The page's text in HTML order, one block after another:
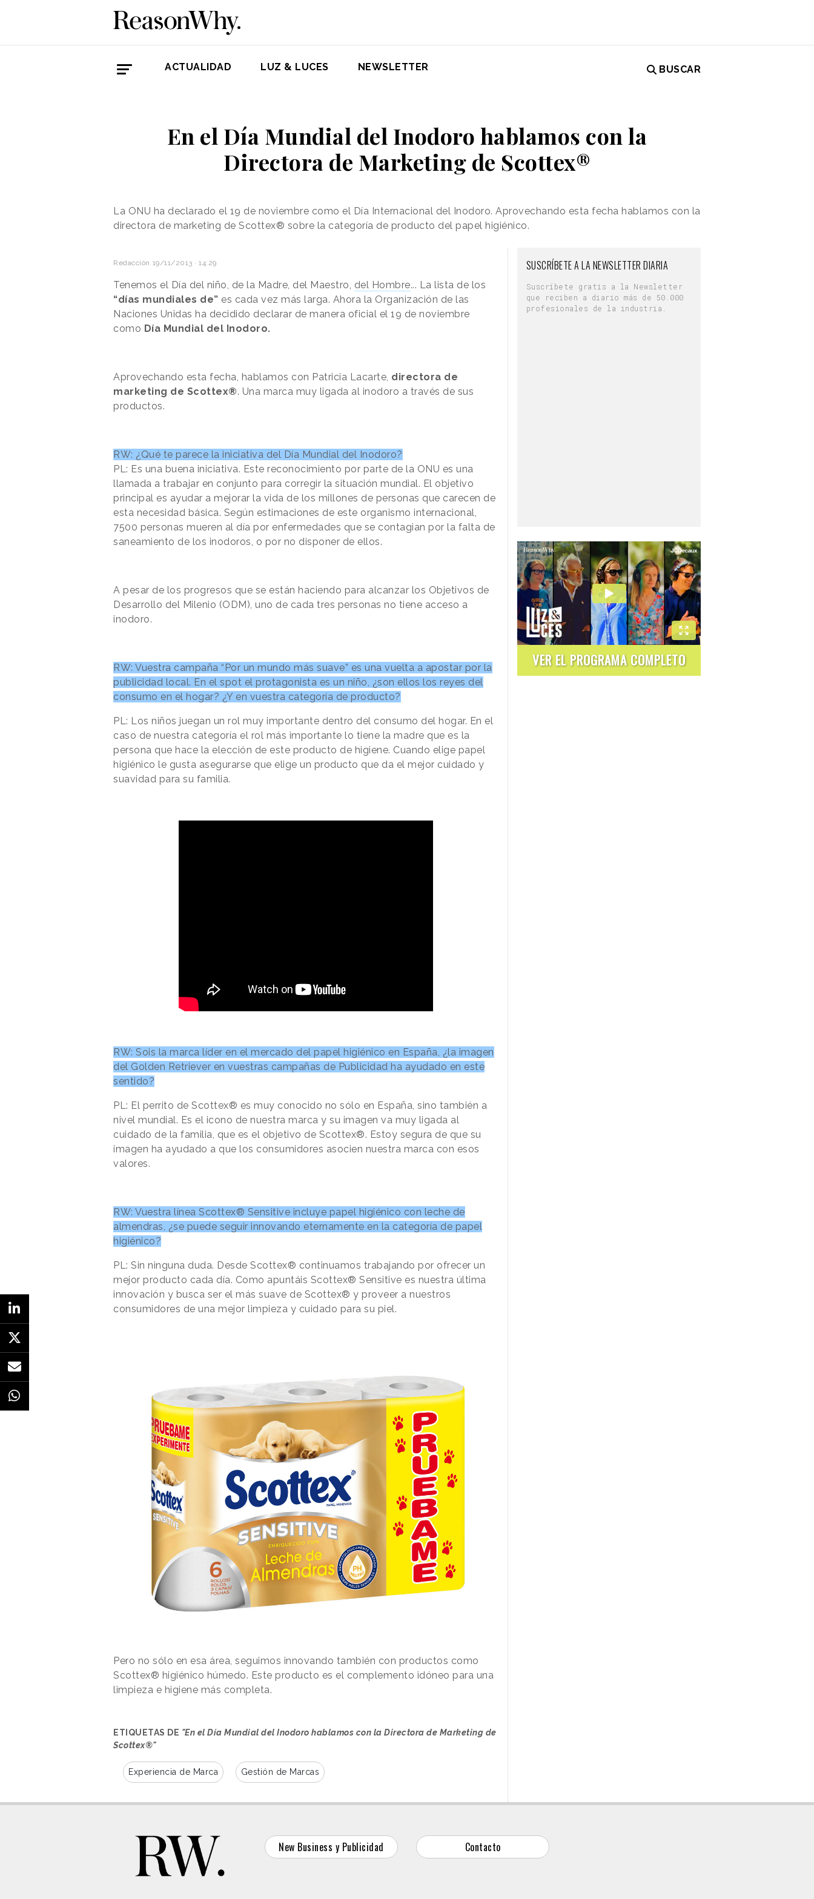
ACTUALIDAD LUZ & LUCES NEWSLETTER BUSCAR
En el Día Mundial del Inodoro hablamos con la
Directora de Marketing de Scottex®
La ONU ha declarado el 19 de noviembre como el Día Internacional del Inodoro. Aprovechando esta fecha hablamos con la
directora de marketing de Scottex® sobre la categoría de producto del papel higiénico.
Redacción 19/11/2013 · 14:29
Tenemos el Día del niño, de la Madre, del Maestro, del Hombre... La lista de los
“días mundiales de” es cada vez más larga. Ahora la Organización de las
Naciones Unidas ha decidido declarar de manera oficial el 19 de noviembre
como Día Mundial del Inodoro.
Aprovechando esta fecha, hablamos con Patricia Lacarte, directora de
marketing de Scottex®. Una marca muy ligada al inodoro a través de sus
productos.
RW: ¿Qué te parece la iniciativa del Día Mundial del Inodoro?
PL: Es una buena iniciativa. Este reconocimiento por parte de la ONU es una
llamada a trabajar en conjunto para corregir la situación mundial. El objetivo
principal es ayudar a mejorar la vida de los millones de personas que carecen de
esta necesidad básica. Según estimaciones de este organismo internacional,
7500 personas mueren al día por enfermedades que se contagian por la falta de
saneamiento de los inodoros, o por no disponer de ellos.
A pesar de los progresos que se están haciendo para alcanzar los Objetivos de
Desarrollo del Milenio (ODM), uno de cada tres personas no tiene acceso a
inodoro.
RW: Vuestra campaña “Por un mundo más suave” es una vuelta a apostar por la
publicidad local. En el spot el protagonista es un niño, ¿son ellos los reyes del
consumo en el hogar? ¿Y en vuestra categoría de producto?
PL: Los niños juegan un rol muy importante dentro del consumo del hogar. En el
caso de nuestra categoría el rol más importante lo tiene la madre que es la
persona que hace la elección de este producto de higiene. Cuando elige papel
higiénico le gusta asegurarse que elige un producto que da el mejor cuidado y
suavidad para su familia.
RW: Sois la marca líder en el mercado del papel higiénico en España, ¿la imagen
del Golden Retriever en vuestras campañas de Publicidad ha ayudado en este
sentido?
PL: El perrito de Scottex® es muy conocido no sólo en España, sino también a
nivel mundial. Es el icono de nuestra marca y su imagen va muy ligada al
cuidado de la familia, que es el objetivo de Scottex®. Estoy segura de que su
imagen ha ayudado a que los consumidores asocien nuestra marca con esos
valores.
RW: Vuestra línea Scottex® Sensitive incluye papel higiénico con leche de
almendras, ¿se puede seguir innovando eternamente en la categoría de papel
higiénico?
PL: Sin ninguna duda. Desde Scottex® continuamos trabajando por ofrecer un
mejor producto cada día. Como apuntáis Scottex® Sensitive es nuestra última
innovación y busca ser el más suave de Scottex® y proveer a nuestros
consumidores de una mejor limpieza y cuidado para su piel.
Pero no sólo en esa área, seguimos innovando también con productos como
Scottex® higiénico húmedo. Este producto es el complemento idóneo para una
limpieza e higiene más completa.
ETIQUETAS DE "En el Día Mundial del Inodoro hablamos con la Directora de Marketing de
Scottex®"
Experiencia de Marca Gestión de Marcas
SUSCRÍBETE A LA NEWSLETTER DIARIA
Suscríbete gratis a la Newsletter
que reciben a diario más de 50.000
profesionales de la industria.
VER EL PROGRAMA COMPLETO
New Business y Publicidad Contacto